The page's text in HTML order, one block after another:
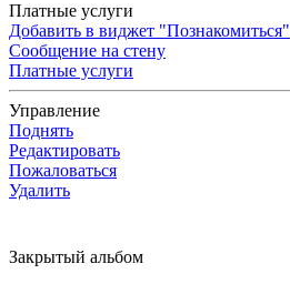
Платные услуги
Добавить в виджет "Познакомиться"
Сообщение на стену
Платные услуги
Управление
Поднять
Редактировать
Пожаловаться
Удалить
Закрытый альбом